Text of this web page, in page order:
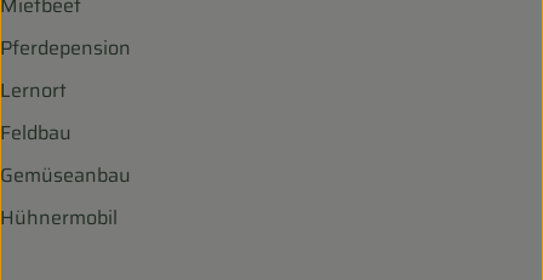
Pferdepension
Lernort
Feldbau
Gemüseanbau
Hühnermobil